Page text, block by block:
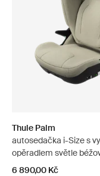
Thule Palm
autosedačka i-Size s
opěradlem světle
6 890,00 Kč